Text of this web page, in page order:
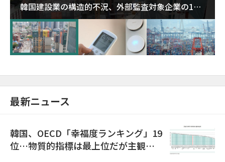
韓国建設業の構造的不況、外部監査対象企業の1割
超が「ゾンビ企業」に…5年で2.8倍増
最新ニュース
韓国、OECD「幸福度ランキング」19
位…物質的指標は最上位だが主観的